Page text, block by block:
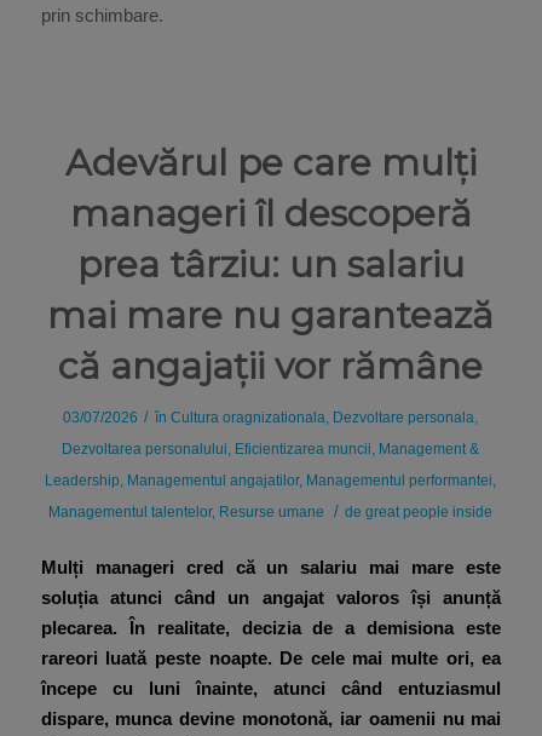
prin schimbare.
Adevărul pe care mulți
manageri îl descoperă
prea târziu: un salariu
mai mare nu garantează
că angajații vor rămâne
03/07/2026 / înCultura oragnizationala Dezvoltare personala
Dezvoltarea personalului Eficientizarea muncii Management &
Leadership Managementul angajatilor, Managementul performantei
Managementul talentelor, Resurse umane / degreat people inside
Mulți manageri cred că un salariu mai mare este
soluția atunci când un angajat valoros își anunță
plecarea. În realitate, decizia de a demisiona este
rareori luată peste noapte. De cele mai multe ori, ea
începe cu luni înainte, atunci când entuziasmul
dispare, munca devine monotonă, iar oamenii nu mai